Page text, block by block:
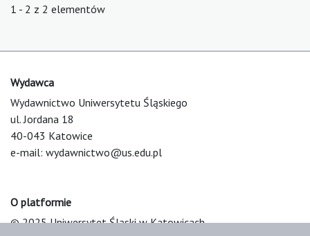
1 - 2 z 2 elementów
Wydawca
Wydawnictwo Uniwersytetu Śląskiego
ul. Jordana 18
40-043 Katowice
e-mail: wydawnictwo@us.edu.pl
O platformie
© 2025 Uniwersytet Śląski w Katowicach